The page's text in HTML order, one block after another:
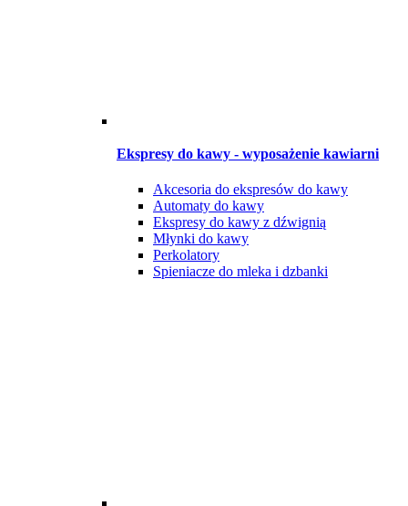
Ekspresy do kawy - wyposażenie kawiarni
Akcesoria do ekspresów do kawy
Automaty do kawy
Ekspresy do kawy z dźwignią
Młynki do kawy
Perkolatory
Spieniacze do mleka i dzbanki